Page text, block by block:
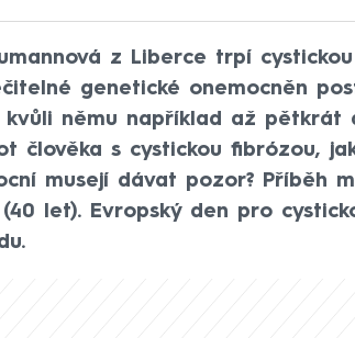
z Liberce trpí
genetické onemocněn
němu například až pětkrát
člověka s cystickou fibrózou,
musejí dávat pozor? Příběh
let). Evropský den pro